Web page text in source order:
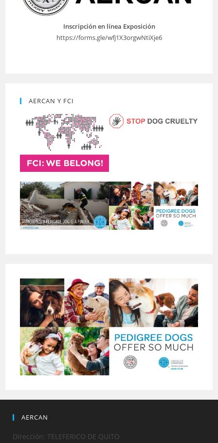
Inscripción en línea Exposición
https://forms.gle/wfj1X3orgwNtiXje6
AERCAN Y FCI
AERCAN
Dirección: TELEFERICO DE QUITO